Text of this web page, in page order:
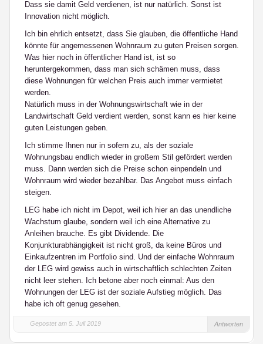
Dass sie damit Geld verdienen, ist nur natürlich. Sonst ist
Innovation nicht möglich.
Ich bin ehrlich entsetzt, dass Sie glauben, die öffentliche Hand
könnte für angemessenen Wohnraum zu guten Preisen sorgen.
Was hier noch in öffentlicher Hand ist, ist so
heruntergekommen, dass man sich schämen muss, dass
diese Wohnungen für welchen Preis auch immer vermietet
werden.
Natürlich muss in der Wohnungswirtschaft wie in der
Landwirtschaft Geld verdient werden, sonst kann es hier keine
guten Leistungen geben.
Ich stimme Ihnen nur in sofern zu, als der soziale
Wohnungsbau endlich wieder in großem Stil gefördert werden
muss. Dann werden sich die Preise schon einpendeln und
Wohnraum wird wieder bezahlbar. Das Angebot muss einfach
steigen.
LEG habe ich nicht im Depot, weil ich hier an das unendliche
Wachstum glaube, sondern weil ich eine Alternative zu
Anleihen brauche. Es gibt Dividende. Die
Konjunkturabhängigkeit ist nicht groß, da keine Büros und
Einkaufzentren im Portfolio sind. Und der einfache Wohnraum
der LEG wird gewiss auch in wirtschaftlich schlechten Zeiten
nicht leer stehen. Ich betone aber noch einmal: Aus den
Wohnungen der LEG ist der soziale Aufstieg möglich. Das
habe ich oft genug gesehen.
Gepostet am 5. Juli 2019 Antworten